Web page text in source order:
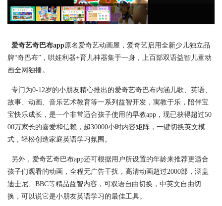
爱奇艺奇巴布app原名爱奇艺动画屋，爱奇艺启用全新少儿独立品
牌“奇巴布”，哄娃利器+育儿神器集于一身，上百部双语益智儿童动
画全网独播。
专门为0-12岁的小朋友精心推出的爱奇艺奇巴布内涵儿歌、英语、
故事、动画、音乐艺术教育等一系列益智开发，寓教于乐，陪伴宝
宝快乐成长，是一个非常适合孩子使用的早教app，现已获得超过50
00万家长的喜爱和信赖，超30000小时内容矩阵，一键切换英文模
式，轻松创造家庭英语学习氛围。
另外，爱奇艺奇巴布app还可根据用户所设置的年龄来推荐更适合
孩子们观看的动画，全程无广告干扰，高清动画超过2000部，涵盖
迪士尼、BBC等精品益智内容，可双语自由切换，中英文自由切
换，可以说它是小朋友英语学习的最佳工具。